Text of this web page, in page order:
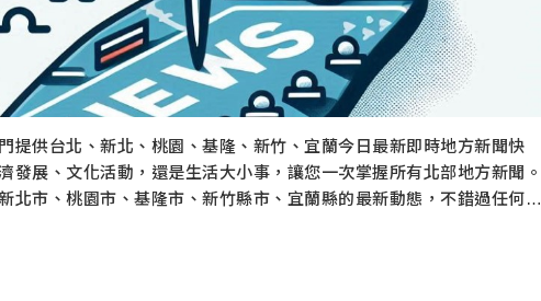
提供台北、新北、桃園、基隆、新竹、宜蘭今日最新即時地方新聞快
發展、文化活動，還是生活大小事，讓您一次掌握所有北部地方新聞。
北市、桃園市、基隆市、新竹縣市、宜蘭縣的最新動態，不錯過任何重